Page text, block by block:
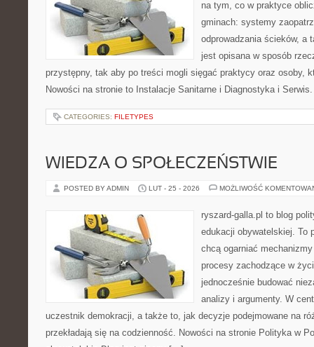
na tym, co w praktyce
gminach: systemy
odprowadzania ścieków, a
jest opisana w sposób
przystępny, tak aby po treści mogli sięgać praktycy oraz osoby,
Nowości na stronie to Instalacje Sanitarne i Diagnostyka i
CATEGORIES: FILETYPES
WIEDZA O SPOŁECZEŃSTWIE
POSTED BY ADMIN LUT - 25 - 2026 MOŻLIWOŚĆ
ryszard-galla.pl to blog
edukacji obywatelskiej. To
chcą ogarniać
procesy zachodzące w
jednocześnie budować
analizy i argumenty. W
uczestnik demokracji, a także to, jak decyzje podejmowane na
przekładają się na codzienność. Nowości na stronie Polityka w